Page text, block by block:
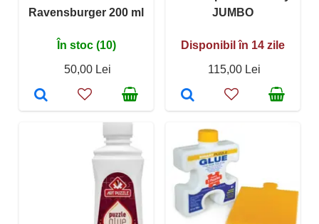
Ravensburger 200 ml
În stoc (10)
50,00 Lei
JUMBO
Disponibil în 14 zile
115,00 Lei